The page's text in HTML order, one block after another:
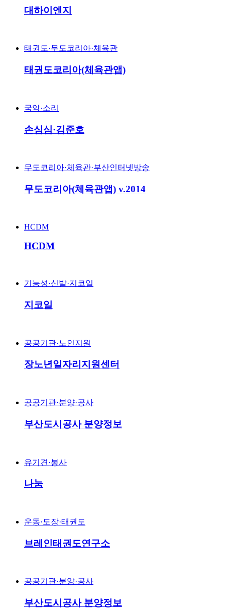
대하이엔지
태권도·무도코리아·체육관
태권도코리아(체육관앱)
국악·소리
손심심·김준호
무도코리아·체육관·부산인터넷방송
무도코리아(체육관앱) v.2014
HCDM
HCDM
기능성·신발·지코일
지코일
공공기관·노인지원
장노년일자리지원센터
공공기관·분양·공사
부산도시공사 분양정보
유기견·봉사
나눔
운동·도장·태권도
브레인태권도연구소
공공기관·분양·공사
부산도시공사 분양정보